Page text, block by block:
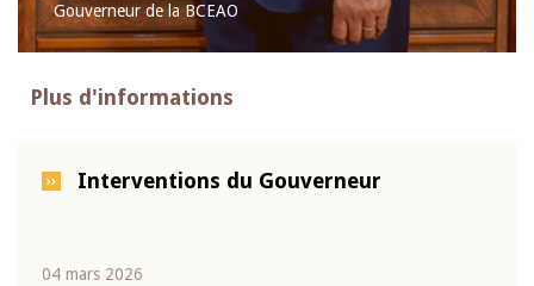
Gouverneur de la BCEAO
Plus d'informations
Interventions du Gouverneur
04 mars 2026